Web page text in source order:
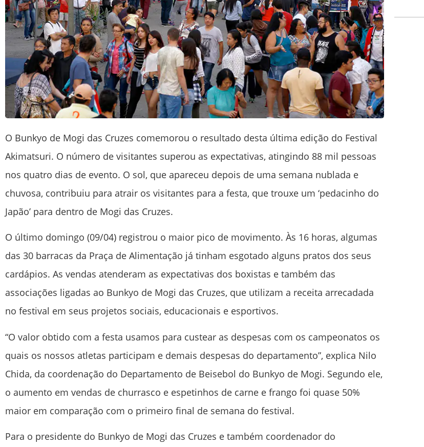
O Bunkyo de Mogi das Cruzes comemorou o resultado desta última edição do Festival
Akimatsuri. O número de visitantes superou as expectativas, atingindo 88 mil pessoas
nos quatro dias de evento. O sol, que apareceu depois de uma semana nublada e
chuvosa, contribuiu para atrair os visitantes para a festa, que trouxe um ‘pedacinho do
Japão’ para dentro de Mogi das Cruzes.
O último domingo (09/04) registrou o maior pico de movimento. Às 16 horas, algumas
das 30 barracas da Praça de Alimentação já tinham esgotado alguns pratos dos seus
cardápios. As vendas atenderam as expectativas dos boxistas e também das
associações ligadas ao Bunkyo de Mogi das Cruzes, que utilizam a receita arrecadada
no festival em seus projetos sociais, educacionais e esportivos.
“O valor obtido com a festa usamos para custear as despesas com os campeonatos os
quais os nossos atletas participam e demais despesas do departamento”, explica Nilo
Chida, da coordenação do Departamento de Beisebol do Bunkyo de Mogi. Segundo ele,
o aumento em vendas de churrasco e espetinhos de carne e frango foi quase 50%
maior em comparação com o primeiro final de semana do festival.
Para o presidente do Bunkyo de Mogi das Cruzes e também coordenador do